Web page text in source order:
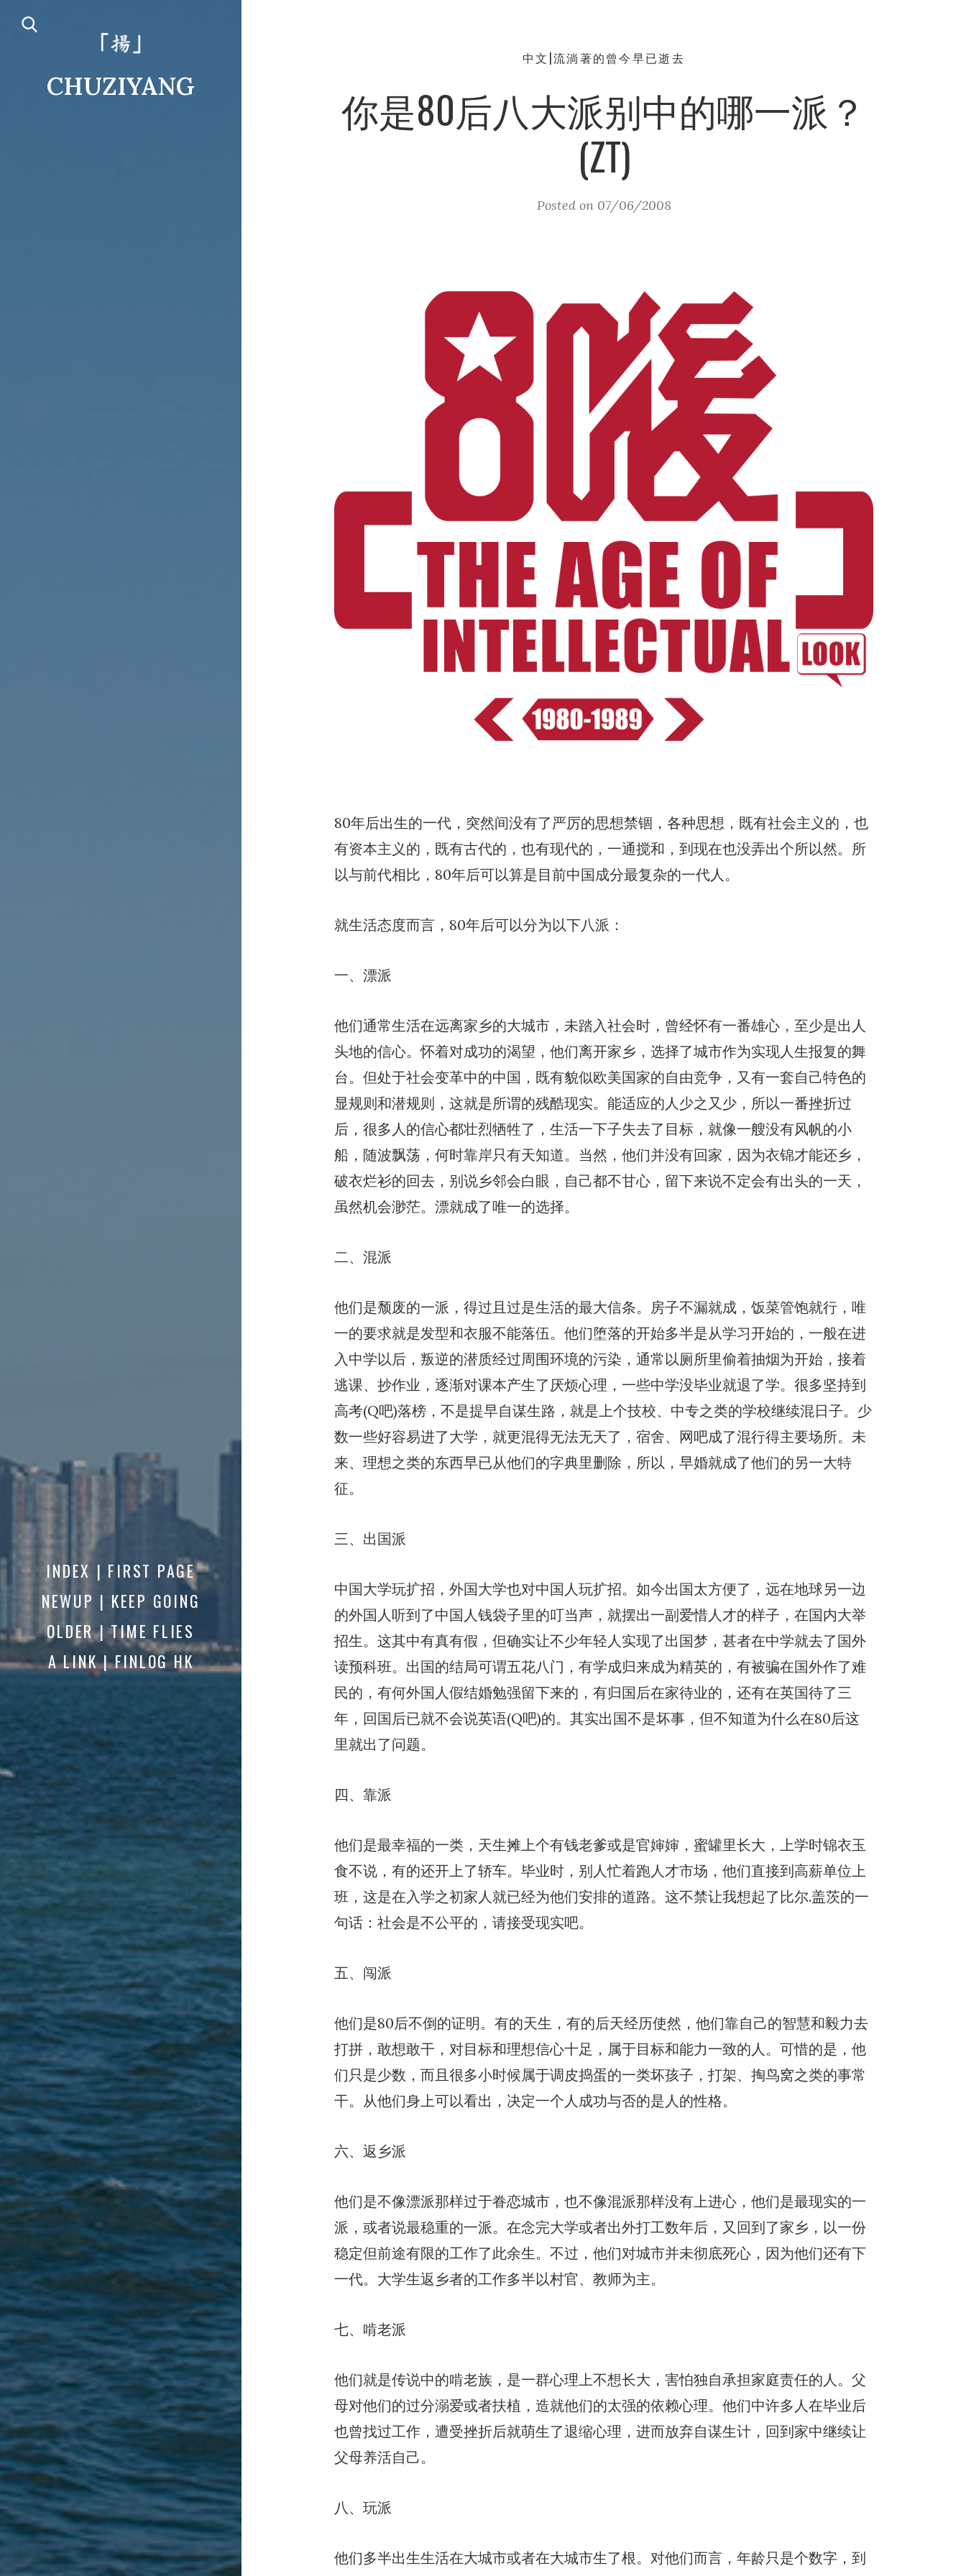
CHUZIYANG
INDEX | FIRST PAGE
NEWUP | KEEP GOING
OLDER | TIME FLIES
A LINK | FINLOG HK
中文|流淌著的曾今早已逝去
你是80后八大派别中的哪一派？
(ZT)
Posted on 07/06/2008
80年后出生的一代，突然间没有了严厉的思想禁锢，各种思想，既有社会主义的，也
有资本主义的，既有古代的，也有现代的，一通搅和，到现在也没弄出个所以然。所
以与前代相比，80年后可以算是目前中国成分最复杂的一代人。
就生活态度而言，80年后可以分为以下八派：
一、漂派
他们通常生活在远离家乡的大城市，未踏入社会时，曾经怀有一番雄心，至少是出人
头地的信心。怀着对成功的渴望，他们离开家乡，选择了城市作为实现人生报复的舞
台。但处于社会变革中的中国，既有貌似欧美国家的自由竞争，又有一套自己特色的
显规则和潜规则，这就是所谓的残酷现实。能适应的人少之又少，所以一番挫折过
后，很多人的信心都壮烈牺牲了，生活一下子失去了目标，就像一艘没有风帆的小
船，随波飘荡，何时靠岸只有天知道。当然，他们并没有回家，因为衣锦才能还乡，
破衣烂衫的回去，别说乡邻会白眼，自己都不甘心，留下来说不定会有出头的一天，
虽然机会渺茫。漂就成了唯一的选择。
二、混派
他们是颓废的一派，得过且过是生活的最大信条。房子不漏就成，饭菜管饱就行，唯
一的要求就是发型和衣服不能落伍。他们堕落的开始多半是从学习开始的，一般在进
入中学以后，叛逆的潜质经过周围环境的污染，通常以厕所里偷着抽烟为开始，接着
逃课、抄作业，逐渐对课本产生了厌烦心理，一些中学没毕业就退了学。很多坚持到
高考(Q吧)落榜，不是提早自谋生路，就是上个技校、中专之类的学校继续混日子。少
数一些好容易进了大学，就更混得无法无天了，宿舍、网吧成了混行得主要场所。未
来、理想之类的东西早已从他们的字典里删除，所以，早婚就成了他们的另一大特
征。
三、出国派
中国大学玩扩招，外国大学也对中国人玩扩招。如今出国太方便了，远在地球另一边
的外国人听到了中国人钱袋子里的叮当声，就摆出一副爱惜人才的样子，在国内大举
招生。这其中有真有假，但确实让不少年轻人实现了出国梦，甚者在中学就去了国外
读预科班。出国的结局可谓五花八门，有学成归来成为精英的，有被骗在国外作了难
民的，有何外国人假结婚勉强留下来的，有归国后在家待业的，还有在英国待了三
年，回国后已就不会说英语(Q吧)的。其实出国不是坏事，但不知道为什么在80后这
里就出了问题。
四、靠派
他们是最幸福的一类，天生摊上个有钱老爹或是官婶婶，蜜罐里长大，上学时锦衣玉
食不说，有的还开上了轿车。毕业时，别人忙着跑人才市场，他们直接到高薪单位上
班，这是在入学之初家人就已经为他们安排的道路。这不禁让我想起了比尔.盖茨的一
句话：社会是不公平的，请接受现实吧。
五、闯派
他们是80后不倒的证明。有的天生，有的后天经历使然，他们靠自己的智慧和毅力去
打拼，敢想敢干，对目标和理想信心十足，属于目标和能力一致的人。可惜的是，他
们只是少数，而且很多小时候属于调皮捣蛋的一类坏孩子，打架、掏鸟窝之类的事常
干。从他们身上可以看出，决定一个人成功与否的是人的性格。
六、返乡派
他们是不像漂派那样过于眷恋城市，也不像混派那样没有上进心，他们是最现实的一
派，或者说最稳重的一派。在念完大学或者出外打工数年后，又回到了家乡，以一份
稳定但前途有限的工作了此余生。不过，他们对城市并未彻底死心，因为他们还有下
一代。大学生返乡者的工作多半以村官、教师为主。
七、啃老派
他们就是传说中的啃老族，是一群心理上不想长大，害怕独自承担家庭责任的人。父
母对他们的过分溺爱或者扶植，造就他们的太强的依赖心理。他们中许多人在毕业后
也曾找过工作，遭受挫折后就萌生了退缩心理，进而放弃自谋生计，回到家中继续让
父母养活自己。
八、玩派
他们多半出生生活在大城市或者在大城市生了根。对他们而言，年龄只是个数字，到